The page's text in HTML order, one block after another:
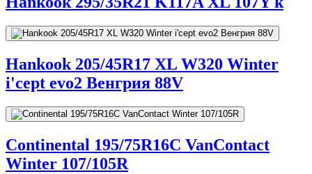
Hankook 205/45R17 XL W320 Winter
i'cept evo2 Венгрия 88V
Continental 195/75R16C VanContact
Winter 107/105R